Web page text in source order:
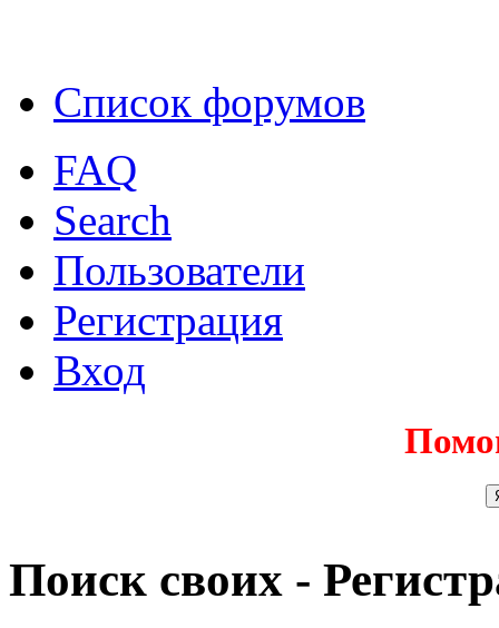
Список форумов
FAQ
Search
Пользователи
Регистрация
Вход
Поиск своих -